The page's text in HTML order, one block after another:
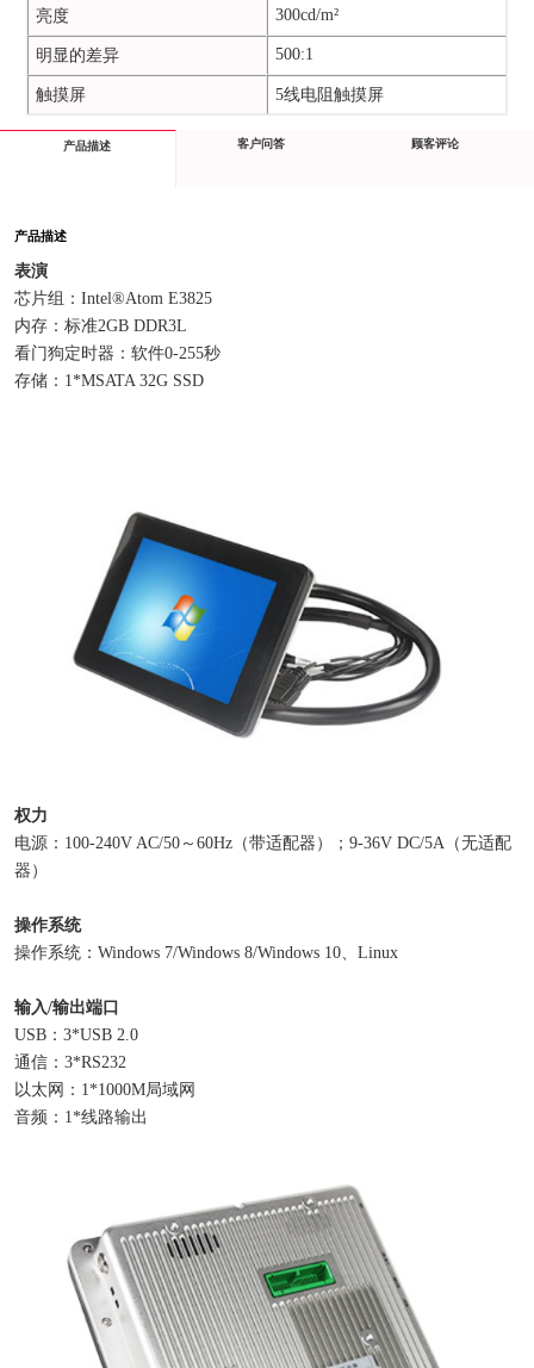
亮度 300cd/m²
明显的差异 500:1
触摸屏 5线电阻触摸屏
产品描述 客户问答 顾客评论
产品描述
表演
芯片组：Intel®Atom E3825
内存：标准2GB DDR3L
看门狗定时器：软件0-255秒
存储：1*MSATA 32G SSD
权力
电源：100-240V AC/50～60Hz（带适配器）；9-36V DC/5A（无适配
器）
操作系统
操作系统：Windows 7/Windows 8/Windows 10、Linux
输入/输出端口
USB：3*USB 2.0
通信：3*RS232
以太网：1*1000M局域网
音频：1*线路输出